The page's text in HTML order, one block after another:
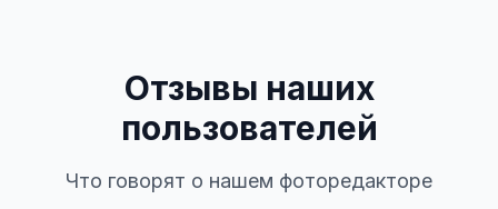
Отзывы наших
пользователей
Что говорят о нашем фоторедакторе